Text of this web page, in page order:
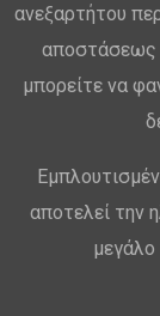
ανεξαρτήτου
αποστάσεως
μπορείτε να
αποτελεί την
μεγάλο